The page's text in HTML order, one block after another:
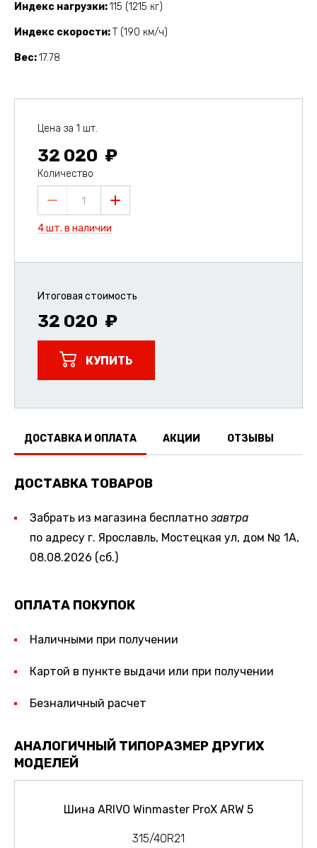
Индекс нагрузки 115 (1215 кг)
Индекс скорости T (190 км/ч)
Вес 17.78
Цена за 1 шт.
32 020
Количество
1
4 шт. в наличии
Итоговая стоимость
32 020
КУПИТЬ
ДОСТАВКА И ОПЛАТА АКЦИИ ОТЗЫВЫ
ДОСТАВКА ТОВАРОВ
Забрать из магазина бесплатно завтра
по адресу г. Ярославль, Мостецкая ул, дом № 1А,
08.08.2026 (сб.)
ОПЛАТА ПОКУПОК
Наличными при получении
Картой в пункте выдачи или при получении
Безналичный расчет
АНАЛОГИЧНЫЙ ТИПОРАЗМЕР ДРУГИХ
МОДЕЛЕЙ
Шина ARIVO Winmaster ProX ARW 5
315/40R21